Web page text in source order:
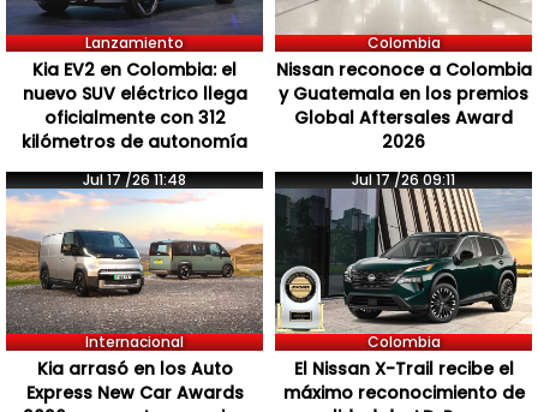
Lanzamiento
Kia EV2 en Colombia: el
nuevo SUV eléctrico llega
oficialmente con 312
kilómetros de autonomía
Colombia
Nissan reconoce a Colombia
y Guatemala en los premios
Global Aftersales Award
2026
Jul 17 /26 11:48
Internacional
Kia arrasó en los Auto
Express New Car Awards
Jul 17 /26 09:11
Colombia
El Nissan X-Trail recibe el
máximo reconocimiento de